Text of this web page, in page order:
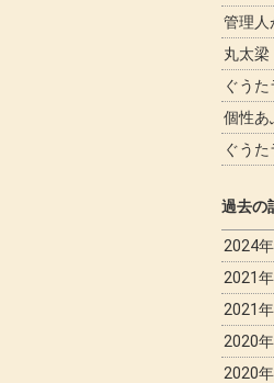
管理人
丸太
ぐう
個性あ
ぐう
過去の
2024
2021
2021
2020
2020